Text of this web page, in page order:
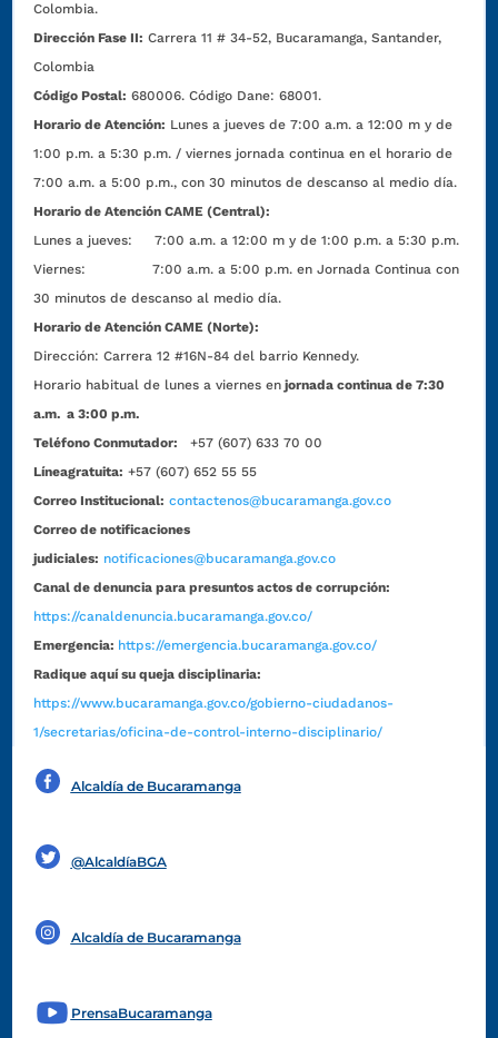
Colombia.
Dirección Fase II: Carrera 11 # 34-52, Bucaramanga, Santander,
Colombia
Código Postal: 680006. Código Dane: 68001.
Horario de Atención: Lunes a jueves de 7:00 a.m. a 12:00 m y de
1:00 p.m. a 5:30 p.m. / viernes jornada continua en el horario de
7:00 a.m. a 5:00 p.m., con 30 minutos de descanso al medio día.
Horario de Atención CAME (Central):
Lunes a jueves: 7:00 a.m. a 12:00 m y de 1:00 p.m. a 5:30 p.m.
Viernes: 7:00 a.m. a 5:00 p.m. en Jornada Continua con
30 minutos de descanso al medio día.
Horario de Atención CAME (Norte):
Dirección:Carrera 12 #16N-84 del barrio Kennedy.
Horario habitual de lunes a viernes en jornada continua de 7:30
a.m. a 3:00 p.m.
Teléfono Conmutador:
+57 (607) 633 70 00
Líneagratuita: +57 (607) 652 55 55
Correo Institucional: contactenos@bucaramanga.gov.co
Correo de notificaciones
judiciales: notificaciones@bucaramanga.gov.co
Canal de denuncia para presuntos actos de corrupción:
https://canaldenuncia.bucaramanga.gov.co/
Emergencia: https://emergencia.bucaramanga.gov.co/
Radique aquí su queja disciplinaria:
https://www.bucaramanga.gov.co/gobierno-ciudadanos-
1/secretarias/oficina-de-control-interno-disciplinario/
Alcaldía de Bucaramanga
@AlcaldíaBGA
Alcaldía de Bucaramanga
PrensaBucaramanga